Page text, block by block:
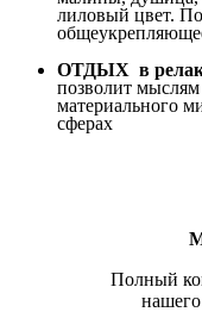
лиловый цвет.
ОТДЫХ в
позволит мыслям
материального
сферах
Полный
нашего